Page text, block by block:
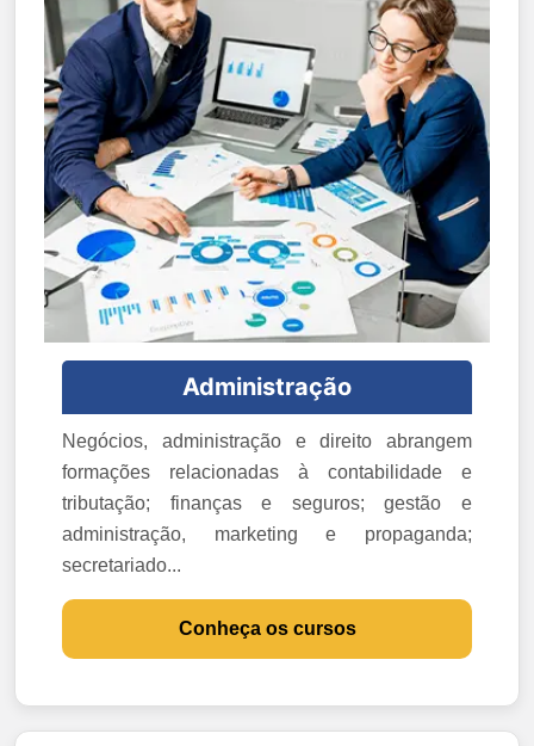
Administração
Negócios, administração e direito abrangem
formações relacionadas à contabilidade e
tributação; finanças e seguros; gestão e
administração, marketing e propaganda;
secretariado...
Conheça os cursos